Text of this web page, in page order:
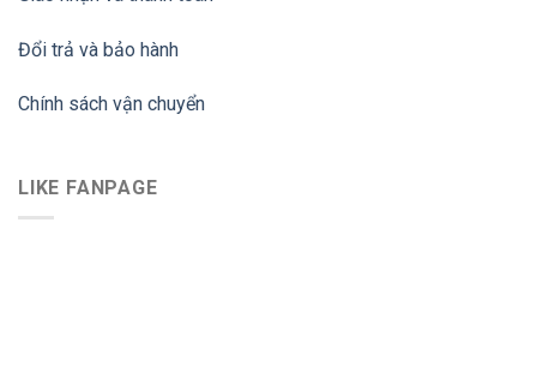
Đổi trả và bảo hành
Chính sách vận chuyển
LIKE FANPAGE